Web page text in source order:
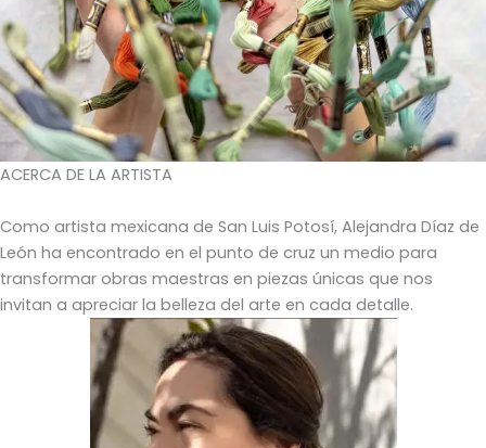
ACERCA DE LA ARTISTA
Como artista mexicana de San Luis Potosí, Alejandra Díaz de
León ha encontrado en el punto de cruz un medio para
transformar obras maestras en piezas únicas que nos
invitan a apreciar la belleza del arte en cada detalle.